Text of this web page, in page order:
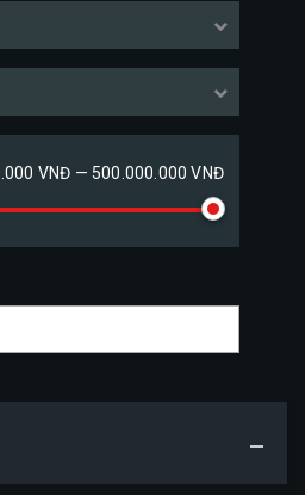
VNĐ — 500.000.000 VNĐ